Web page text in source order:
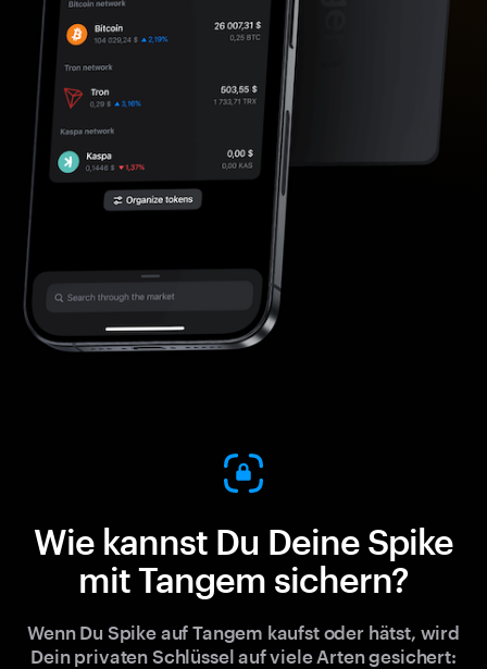
Wie kannst Du Deine Spike
mit Tangem sichern?
Wenn Du Spike auf Tangem kaufst oder hätst, wird
Dein privaten Schlüssel auf viele Arten gesichert: